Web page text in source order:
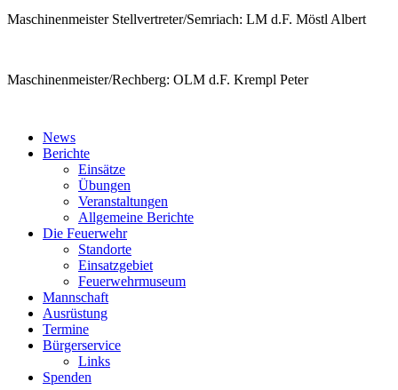
Maschinenmeister Stellvertreter/Semriach: LM d.F. Möstl Albert
Maschinenmeister/Rechberg: OLM d.F. Krempl Peter
News
Berichte
Einsätze
Übungen
Veranstaltungen
Allgemeine Berichte
Die Feuerwehr
Standorte
Einsatzgebiet
Feuerwehrmuseum
Mannschaft
Ausrüstung
Termine
Bürgerservice
Links
Spenden